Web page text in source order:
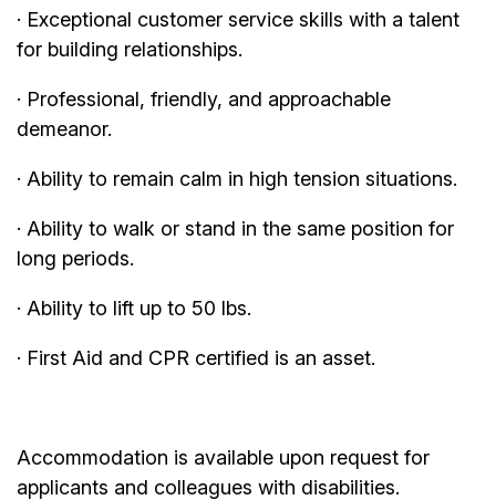
· Exceptional customer service skills with a talent
for building relationships.
· Professional, friendly, and approachable
demeanor.
· Ability to remain calm in high tension situations.
· Ability to walk or stand in the same position for
long periods.
· Ability to lift up to 50 lbs.
· First Aid and CPR certified is an asset.
Accommodation is available upon request for
applicants and colleagues with disabilities.